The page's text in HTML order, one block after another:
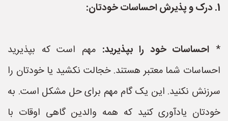
1. درک و پذیرش احساسات خودتان:
* احساسات خود را بپذیرید: مهم است که بپذیرید
احساسات شما معتبر هستند. خجالت نکشید یا خودتان را
سرزنش نکنید. این یک گام مهم برای حل مشکل است. به
خودتان یادآوری کنید که همه والدین گاهی اوقات با